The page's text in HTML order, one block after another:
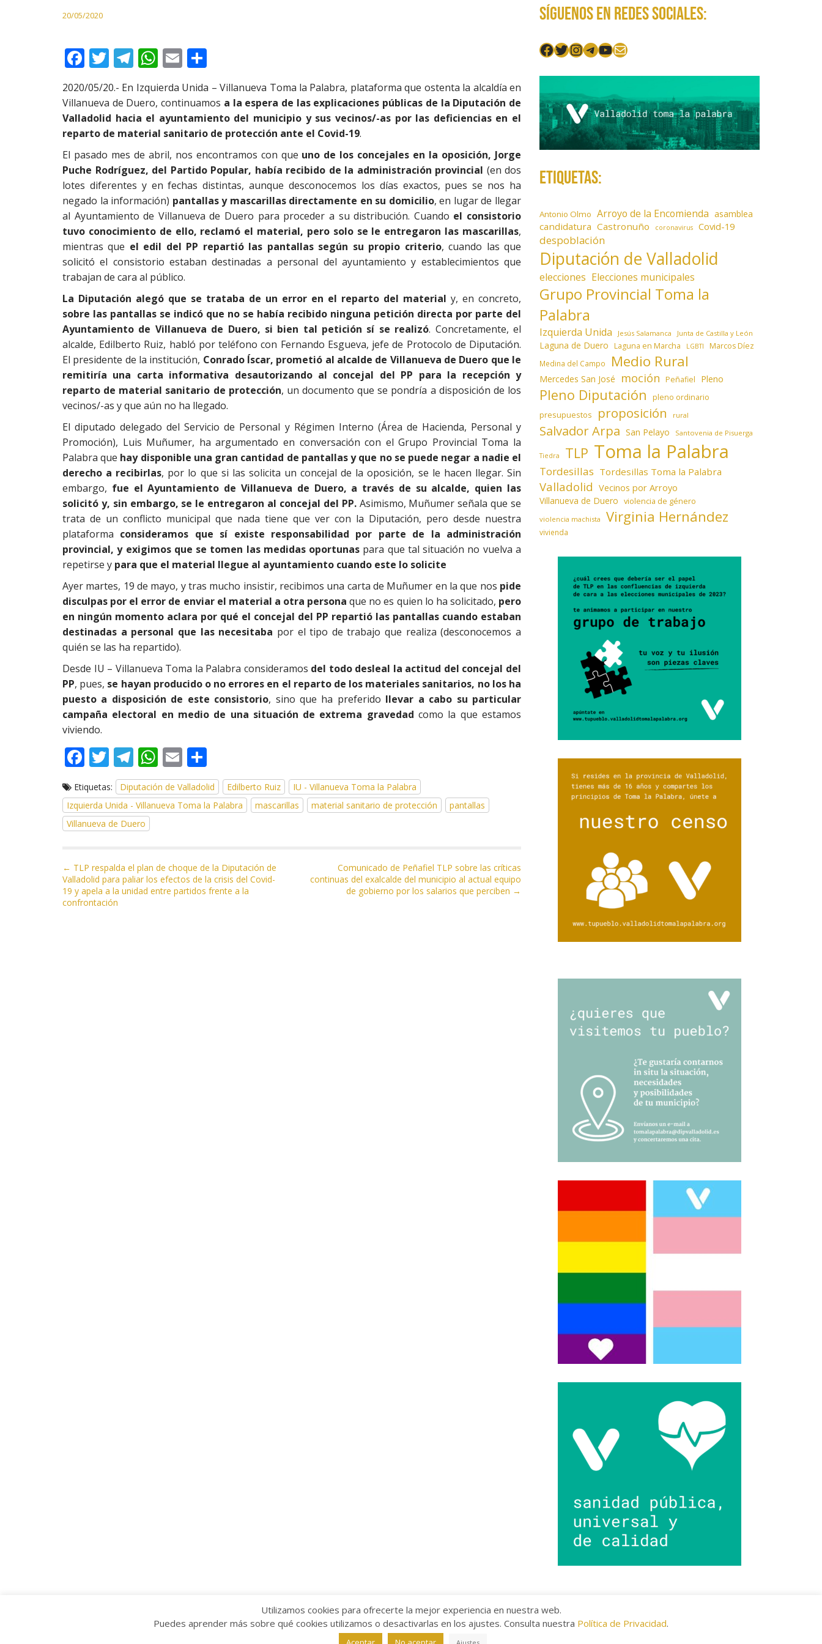
20/05/2020
F
ac
e
b
o
o
k
T
w
itt
er
T
el
e
gr
a
m
W
at
s
A
p
p
E
m
ai
l
m
p
ar
ti
r
2020/05/20.- En Izquierda Unida – Villanueva Toma la Palabra, plataforma que ostenta la alcaldía en
Villanueva de Duero, continuamos a la espera de las explicaciones públicas de la Diputación de
Valladolid hacia el ayuntamiento del municipio y sus vecinos/-as por las deficiencias en el
reparto de material sanitario de protección ante el Covid-19.
El pasado mes de abril, nos encontramos con que uno de los concejales en la oposición, Jorge
Puche Rodríguez, del Partido Popular, había recibido de la administración provincial (en dos
lotes diferentes y en fechas distintas, aunque desconocemos los días exactos, pues se nos ha
negado la información) pantallas y mascarillas directamente en su domicilio, en lugar de llegar
al Ayuntamiento de Villanueva de Duero para proceder a su distribución. Cuando el consistorio
tuvo conocimiento de ello, reclamó el material, pero solo se le entregaron las mascarillas,
mientras que el edil del PP repartió las pantallas según su propio criterio, cuando las que
solicitó el consistorio estaban destinadas a personal del ayuntamiento y establecimientos que
trabajan de cara al público.
La Diputación alegó que se trataba de un error en el reparto del material y, en concreto,
sobre las pantallas se indicó que no se había recibido ninguna petición directa por parte del
Ayuntamiento de Villanueva de Duero, si bien tal petición sí se realizó. Concretamente, el
alcalde, Edilberto Ruiz, habló por teléfono con Fernando Esgueva, jefe de Protocolo de Diputación.
El presidente de la institución, Conrado Íscar, prometió al alcalde de Villanueva de Duero que le
remitiría una carta informativa desautorizando al concejal del PP para la recepción y
reparto de material sanitario de protección, un documento que se pondría a disposición de los
vecinos/-as y que aún no ha llegado.
El diputado delegado del Servicio de Personal y Régimen Interno (Área de Hacienda, Personal y
Promoción), Luis Muñumer, ha argumentado en conversación con el Grupo Provincial Toma la
Palabra que hay disponible una gran cantidad de pantallas y que no se puede negar a nadie el
derecho a recibirlas, por lo que si las solicita un concejal de la oposición, se le hacen llegar. Sin
embargo, fue el Ayuntamiento de Villanueva de Duero, a través de su alcalde, quien las
solicitó y, sin embargo, se le entregaron al concejal del PP. Asimismo, Muñumer señala que se
trata de un conflicto municipal que nada tiene que ver con la Diputación, pero desde nuestra
plataforma consideramos que sí existe responsabilidad por parte de la administración
provincial, y exigimos que se tomen las medidas oportunas para que tal situación no vuelva a
repetirse y para que el material llegue al ayuntamiento cuando este lo solicite
Ayer martes, 19 de mayo, y tras mucho insistir, recibimos una carta de Muñumer en la que nos pide
disculpas por el error de enviar el material a otra persona que no es quien lo ha solicitado, pero
en ningún momento aclara por qué el concejal del PP repartió las pantallas cuando estaban
destinadas a personal que las necesitaba por el tipo de trabajo que realiza (desconocemos a
quién se las ha repartido).
Desde IU – Villanueva Toma la Palabra consideramos del todo desleal la actitud del concejal del
PP, pues, se hayan producido o no errores en el reparto de los materiales sanitarios, no los ha
puesto a disposición de este consistorio, sino que ha preferido llevar a cabo su particular
campaña electoral en medio de una situación de extrema gravedad como la que estamos
viviendo.
F
e
b
o
k
T
w
itt
er
T
el
e
gr
a
W
h
at
s
p
E
m
ai
l
o
m
p
r
Etiquetas: Diputación de Valladolid Edilberto Ruiz
IU - Villanueva Toma la Palabra
Izquierda Unida - Villanueva Toma la Palabra
mascarillas material sanitario de protección
pantallas
Villanueva de Duero
N
a
v
← TLP respalda el plan de choque de la Diputación de
Valladolid para paliar los efectos de la crisis del Covid-
19 y apela a la unidad entre partidos frente a la
confrontación
Comunicado de Peñafiel TLP sobre las críticas
continuas del exalcalde del municipio al actual equipo
de gobierno por los salarios que perciben →
Síguenos en redes sociales:
Facebook
Twitter
Instagram
Telegram
YouTube
Mail
Etiquetas:
Antonio Olmo Arroyo de la Encomienda asamblea
candidatura Castronuño coronavirus Covid-19
despoblación
Diputación de Valladolid
elecciones Elecciones municipales
Grupo Provincial Toma la
Palabra
Izquierda Unida Jesús Salamanca Junta de Castilla y León
Laguna de Duero Laguna en Marcha LGBTI Marcos Díez
Medina del Campo Medio Rural
Mercedes San José moción Peñafiel Pleno
Pleno Diputación pleno ordinario
presupuestos proposición rural
Salvador Arpa San Pelayo Santovenia de Pisuerga
Tiedra TLP Toma la Palabra
Tordesillas Tordesillas Toma la Palabra
Valladolid Vecinos por Arroyo
Villanueva de Duero violencia de género
violencia machista Virginia Hernández
vivienda
Aviso legal/Política de Privacidad /
Utilizamos cookies para ofrecerte la mejor experiencia en nuestra web.
Puedes aprender más sobre qué cookies utilizamos o desactivarlas en los ajustes. Consulta nuestra Política de Privacidad.